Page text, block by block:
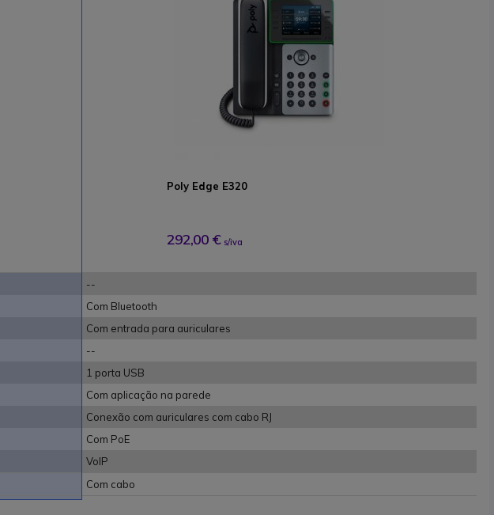
Poly Edge E320
292,00 € s/iva
--
Com Bluetooth
Com entrada para auriculares
--
1 porta USB
Com aplicação na parede
Conexão com auriculares com cabo RJ
Com PoE
VoIP
Com cabo